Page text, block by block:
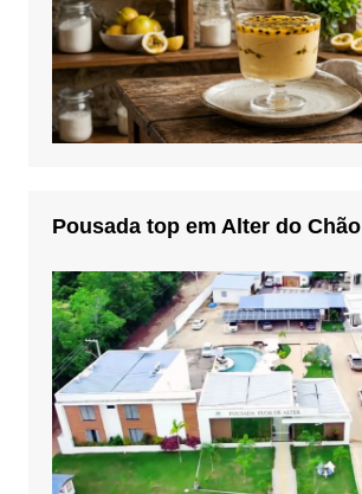
Pousada top em Alter do Chão